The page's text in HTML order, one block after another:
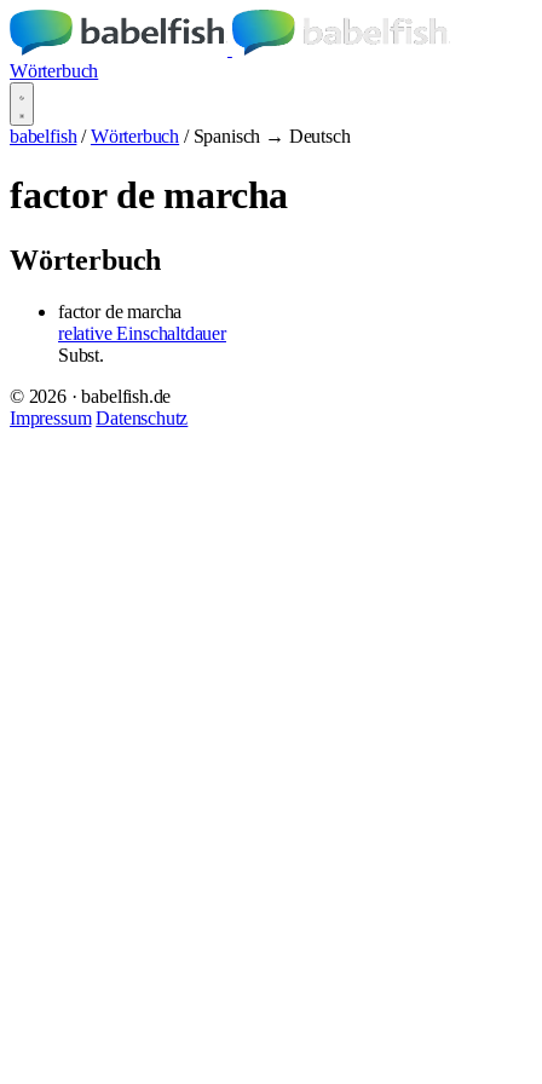
Wörterbuch
babelfish / Wörterbuch / Spanisch → Deutsch
factor de marcha
Wörterbuch
factor de marcha
relative Einschaltdauer
Subst.
© 2026 · babelfish.de
Impressum Datenschutz